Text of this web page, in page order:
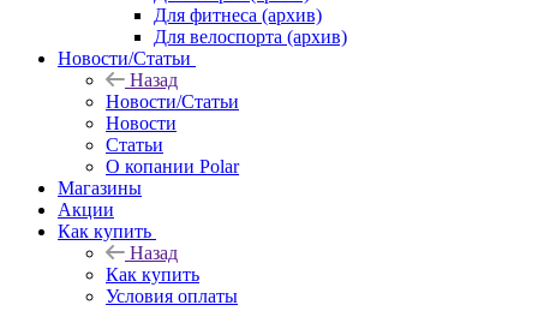
Для фитнеса (архив)
Для велоспорта (архив)
Новости/Статьи
Назад
Новости/Статьи
Новости
Статьи
О копании Polar
Магазины
Акции
Как купить
Назад
Как купить
Условия оплаты